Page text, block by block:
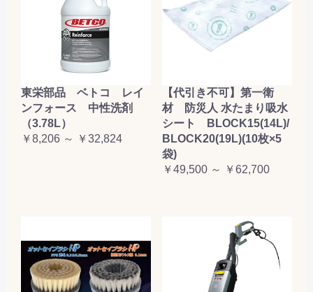
東栄部品 ベトコ レイ
ンフォース 中性洗剤
（3.78L）
￥8,206 ～ ￥32,824
【代引き不可】第一衛
材 防災人 水たまり吸水
シート BLOCK15(14L)/
BLOCK20(19L)(10枚×5
袋)
￥49,500 ～ ￥62,700